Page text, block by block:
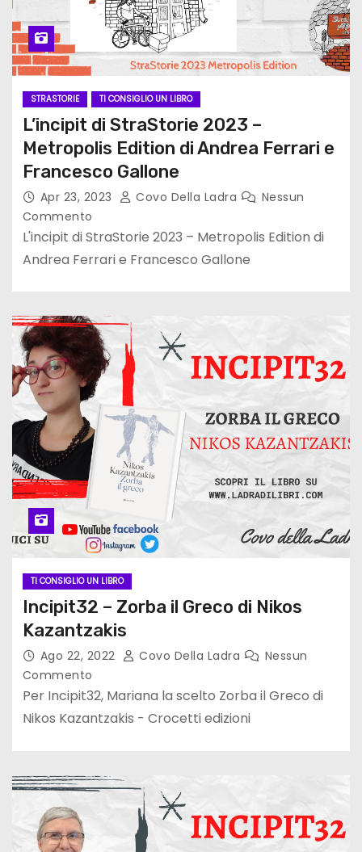
STRASTORIE TI CONSIGLIO UN LIBRO
L’incipit di StraStorie 2023 –
Metropolis Edition di Andrea Ferrari e
Francesco Gallone
Apr 23, 2023 Covo Della Ladra
Nessun
Commento
L'incipit di StraStorie 2023 – Metropolis Edition di
Andrea Ferrari e Francesco Gallone
TI CONSIGLIO UN LIBRO
Incipit32 – Zorba il Greco di Nikos
Kazantzakis
Ago 22, 2022 Covo Della Ladra
Nessun
Commento
Per Incipit32, Mariana la scelto Zorba il Greco di
Nikos Kazantzakis - Crocetti edizioni